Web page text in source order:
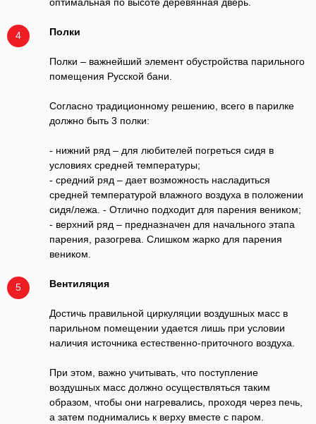
оптимальная по высоте деревянная дверь.
4 Полки
Полки – важнейший элемент обустройства парильного
помещения Русской бани.
Согласно традиционному решению, всего в парилке
должно быть 3 полки:
- нижний ряд – для любителей погреться сидя в
условиях средней температуры;
- средний ряд – дает возможность насладиться
средней температурой влажного воздуха в положении
сидя/лежа. - Отлично подходит для парения веником;
- верхний ряд – предназначен для начального этапа
парения, разогрева. Слишком жарко для парения
веником.
5 Вентиляция
Достичь правильной циркуляции воздушных масс в
парильном помещении удается лишь при условии
наличия источника естественно-приточного воздуха.
При этом, важно учитывать, что поступление
воздушных масс должно осуществляться таким
образом, чтобы они нагревались, проходя через печь,
а затем поднимались к верху вместе с паром.